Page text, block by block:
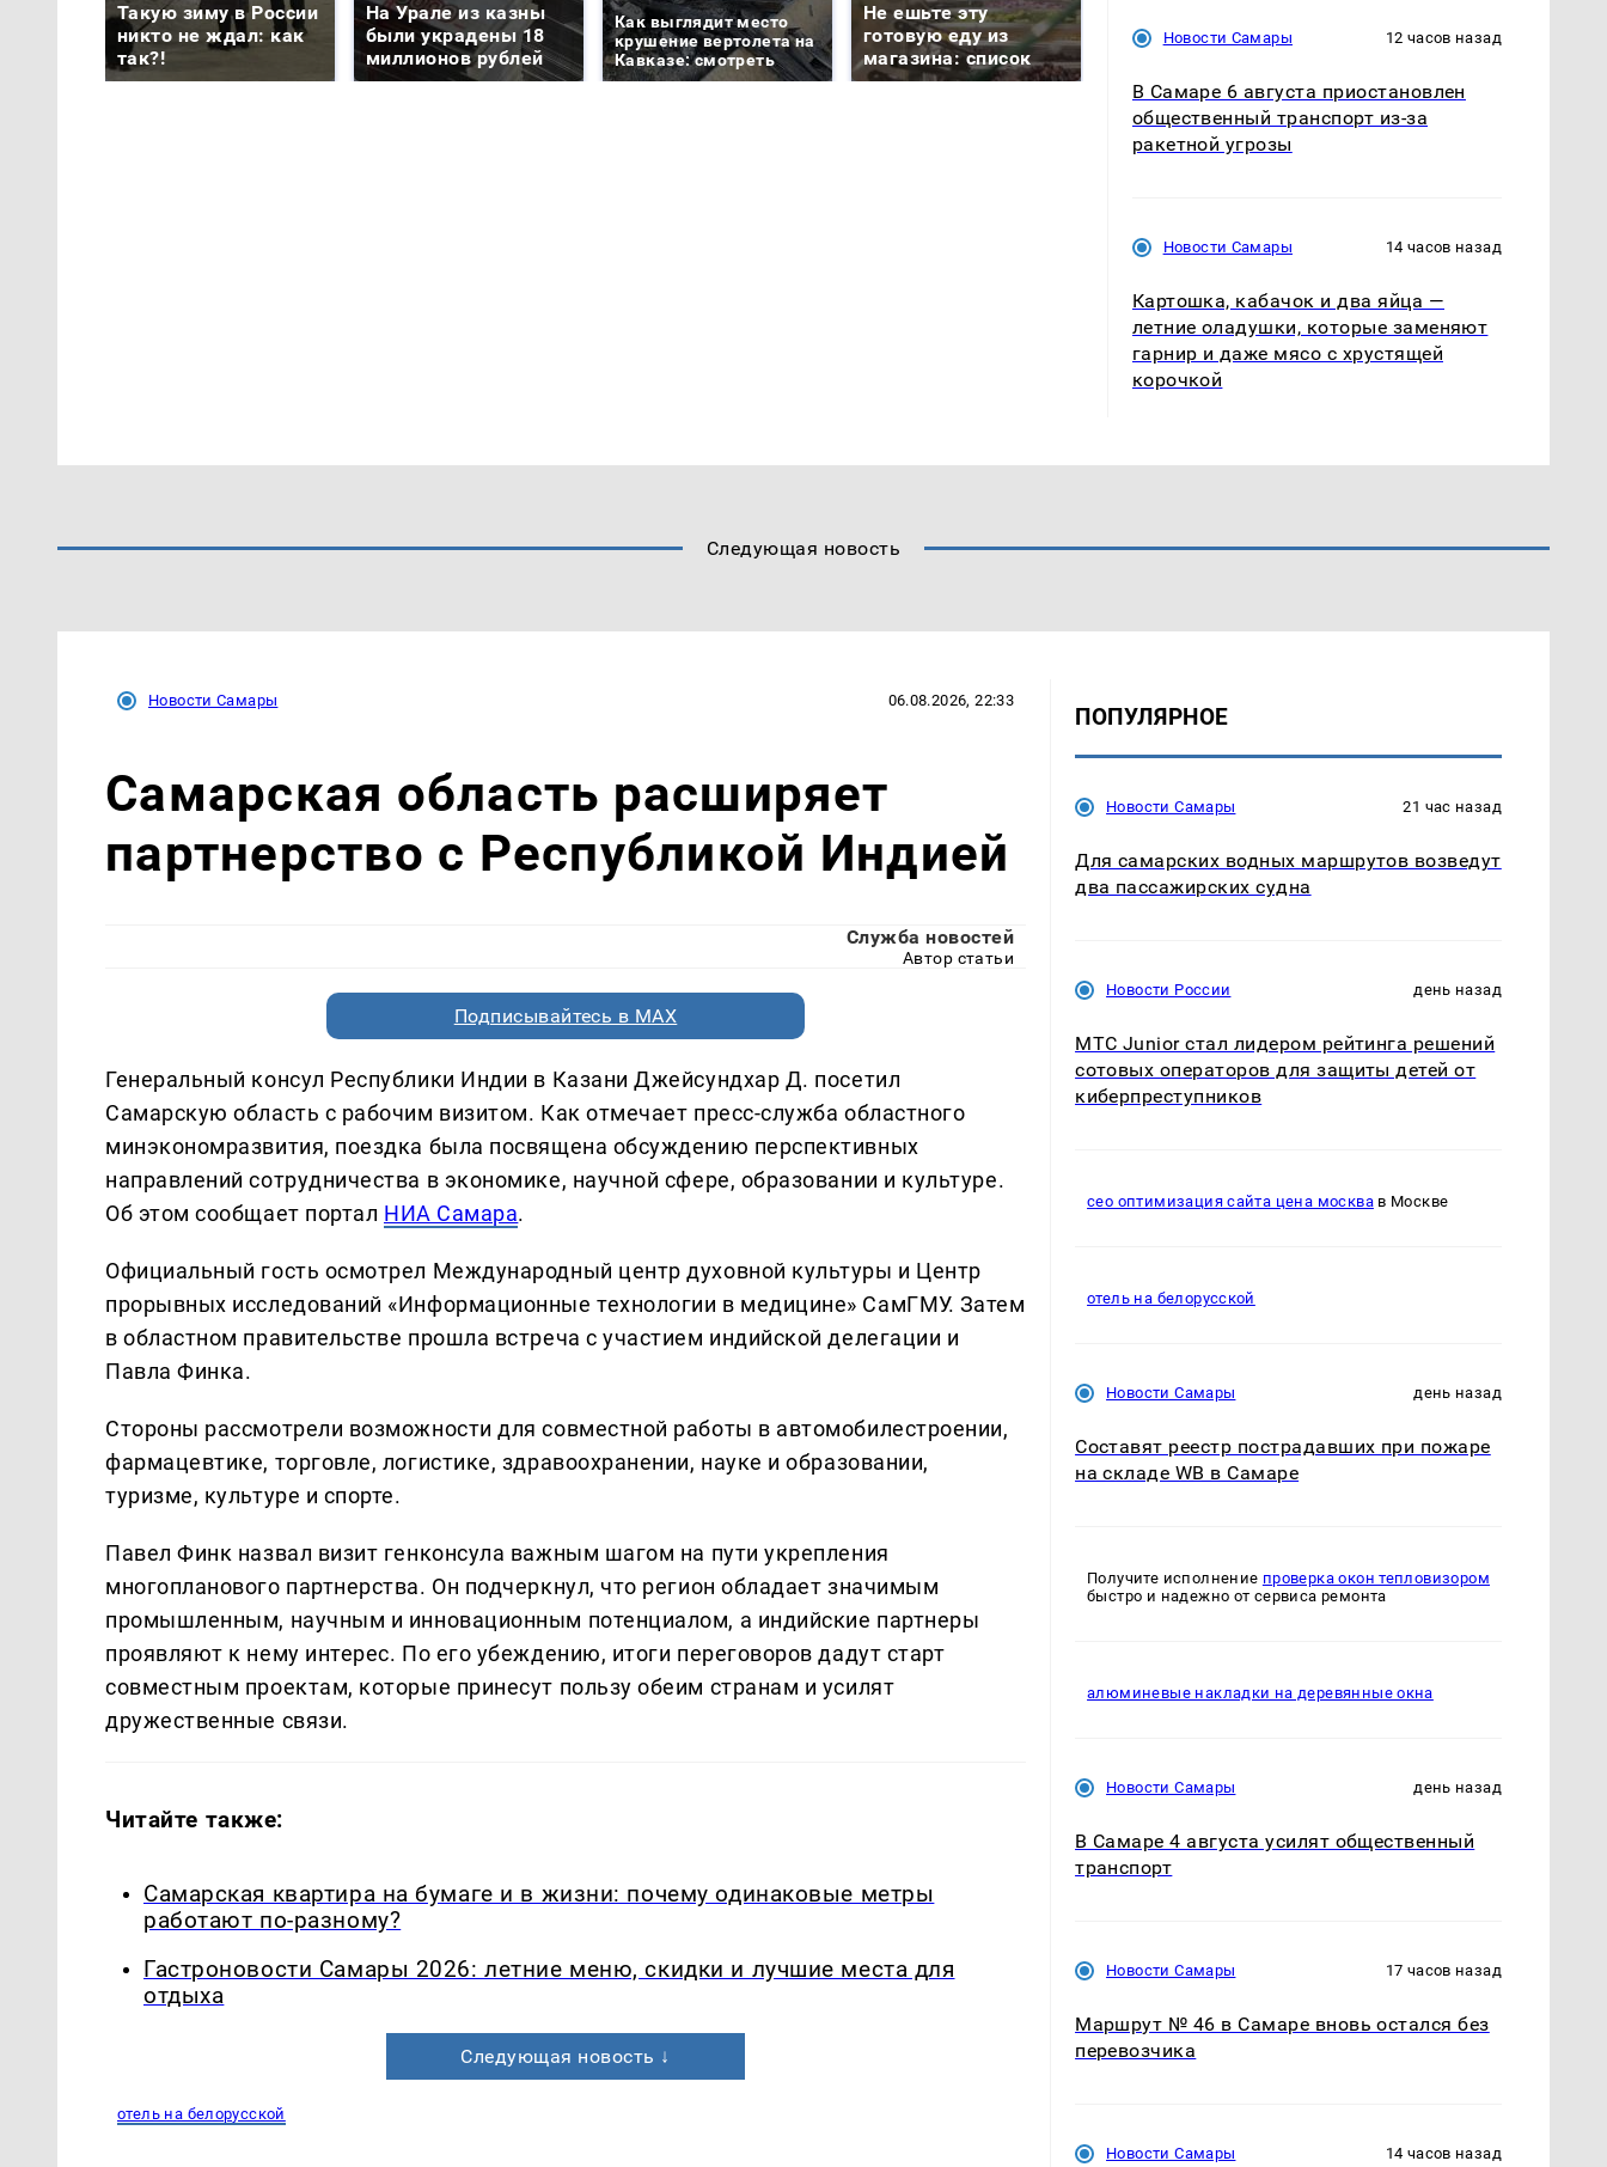
Такую зиму в России
никто не ждал: как
так?!
На Урале из казны
были украдены 18
миллионов рублей
Как выглядит место
крушение вертолета на
Кавказе: смотреть
Не ешьте эту
готовую еду из
магазина: список
жестокое убийство
падению вертолета на
Новости Самары 12 часов назад
В Самаре 6 августа приостановлен
общественный транспорт из-за
ракетной угрозы
Новости Самары 14 часов назад
Картошка, кабачок и два яйца —
летние оладушки, которые заменяют
гарнир и даже мясо с хрустящей
корочкой
Следующая новость
Новости Самары 06.08.2026, 22:33
Самарская область расширяет
партнерство с Республикой Индией
Служба новостей
Автор статьи
Подписывайтесь в MAX
Генеральный консул Республики Индии в Казани Джейсундхар Д. посетил
Самарскую область с рабочим визитом. Как отмечает пресс-служба областного
минэкономразвития, поездка была посвящена обсуждению перспективных
направлений сотрудничества в экономике, научной сфере, образовании и культуре.
Об этом сообщает портал НИА Самара.
Официальный гость осмотрел Международный центр духовной культуры и Центр
прорывных исследований «Информационные технологии в медицине» СамГМУ. Затем
в областном правительстве прошла встреча с участием индийской делегации и
Павла Финка.
Стороны рассмотрели возможности для совместной работы в автомобилестроении,
фармацевтике, торговле, логистике, здравоохранении, науке и образовании,
туризме, культуре и спорте.
Павел Финк назвал визит генконсула важным шагом на пути укрепления
многопланового партнерства. Он подчеркнул, что регион обладает значимым
промышленным, научным и инновационным потенциалом, а индийские партнеры
проявляют к нему интерес. По его убеждению, итоги переговоров дадут старт
совместным проектам, которые принесут пользу обеим странам и усилят
дружественные связи.
Читайте также:
Самарская квартира на бумаге и в жизни: почему одинаковые метры
работают по-разному?
Гастроновости Самары 2026: летние меню, скидки и лучшие места для
отдыха
Следующая новость ↓
отель на белорусской
ПОПУЛЯРНОЕ
Новости Самары 21 час назад
Для самарских водных маршрутов возведут
два пассажирских судна
Новости России день назад
МТС Junior стал лидером рейтинга решений
сотовых операторов для защиты детей от
киберпреступников
сео оптимизация сайта цена москвав Москве
отель на белорусской
Новости Самары день назад
Составят реестр пострадавших при пожаре
на складе WB в Самаре
Получите исполнение проверка окон тепловизором
быстро и надежно от сервиса ремонта
алюминевые накладки на деревянные окна
Новости Самары день назад
В Самаре 4 августа усилят общественный
транспорт
Новости Самары 17 часов назад
Маршрут № 46 в Самаре вновь остался без
перевозчика
Новости Самары 14 часов назад